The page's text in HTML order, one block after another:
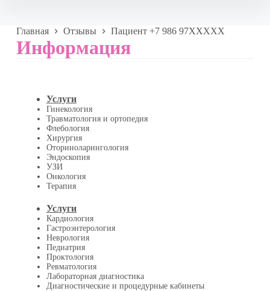
Главная Отзывы Пациент +7 986 97XXXXX
Информация
Услуги
Гинекология
Травматология и ортопедия
Флебология
Хирургия
Оториноларингология
Эндоскопия
УЗИ
Онкология
Терапия
Услуги
Кардиология
Гастроэнтерология
Неврология
Педиатрия
Проктология
Ревматология
Лабораторная диагностика
Диагностические и процедурные кабинеты